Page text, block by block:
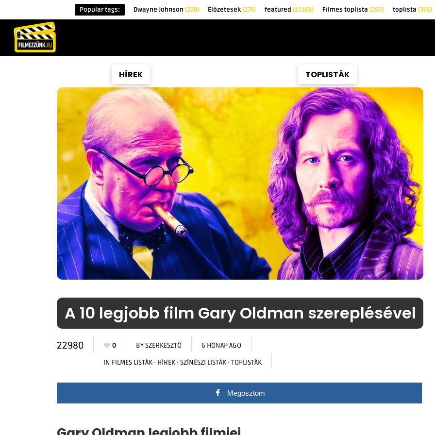
Popular tags: Dwayne Johnson (228) Előzetesek(278) featured (11168) Filmes toplista (250) toplista (365)
HÍREK TOPLISTÁK
A 10 legjobb film Gary Oldman szereplésével
22980 0 BYSZERKESZTŐ 6 HÓNAP AGO
IN FILMES LISTÁK · HÍREK · SZÍNÉSZI LISTÁK · TOPLISTÁK
Megosztom